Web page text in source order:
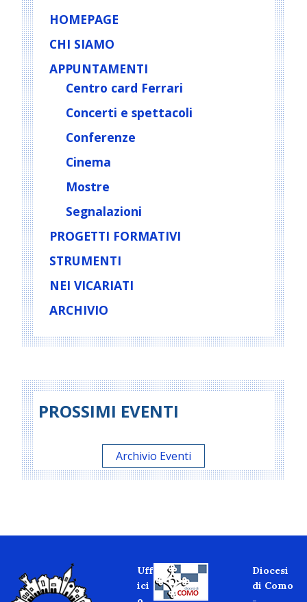
HOMEPAGE
CHI SIAMO
APPUNTAMENTI
Centro card Ferrari
Concerti e spettacoli
Conferenze
Cinema
Mostre
Segnalazioni
PROGETTI FORMATIVI
STRUMENTI
NEI VICARIATI
ARCHIVIO
PROSSIMI EVENTI
Archivio Eventi
Uff
ici
Diocesi
di Como